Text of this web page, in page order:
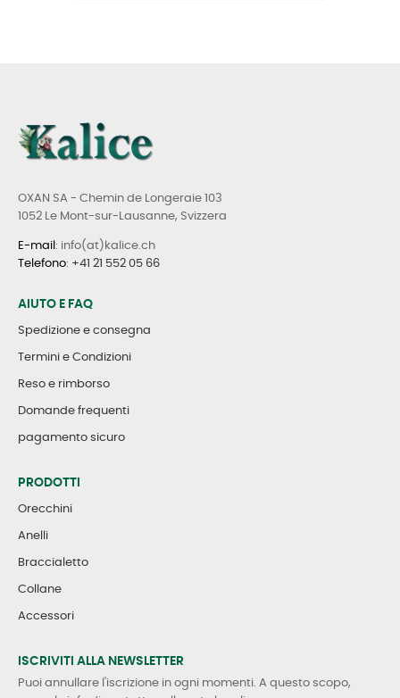
OXAN SA - Chemin de Longeraie 103
1052 Le Mont-sur-Lausanne, Svizzera
E-mail : info(at)kalice.ch
Telefono: +41 21 552 05 66
AIUTO E FAQ
Spedizione e consegna
Termini e Condizioni
Reso e rimborso
Domande frequenti
pagamento sicuro
PRODOTTI
Orecchini
Anelli
Braccialetto
Collane
Accessori
ISCRIVITI ALLA NEWSLETTER
Puoi annullare l'iscrizione in ogni momenti. A questo scopo,